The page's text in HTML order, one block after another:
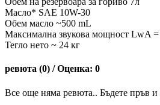
Масло* SAE 10W-30
Обем масло ~500 mL
Максимална звукова мощност LwA
Тегло нето ~ 24 кг
ревюта (0) / Оценка: 0
Все още няма ревюта.. Бъдете пръв и